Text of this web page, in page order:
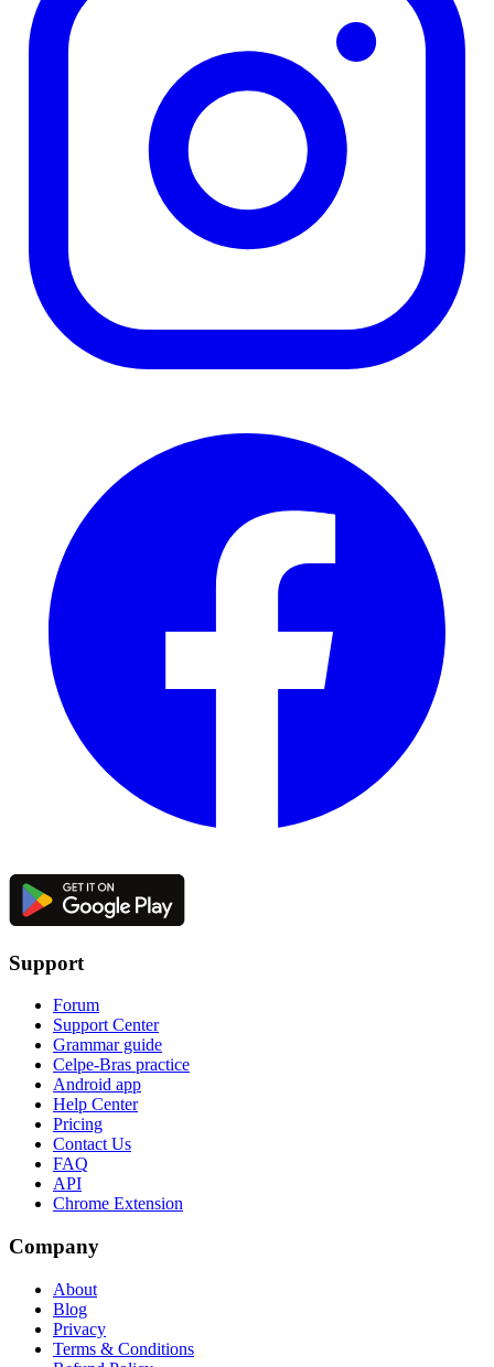
Support
Forum
Support Center
Grammar guide
Celpe-Bras practice
Android app
Help Center
Pricing
Contact Us
FAQ
API
Chrome Extension
Company
About
Blog
Privacy
Terms & Conditions